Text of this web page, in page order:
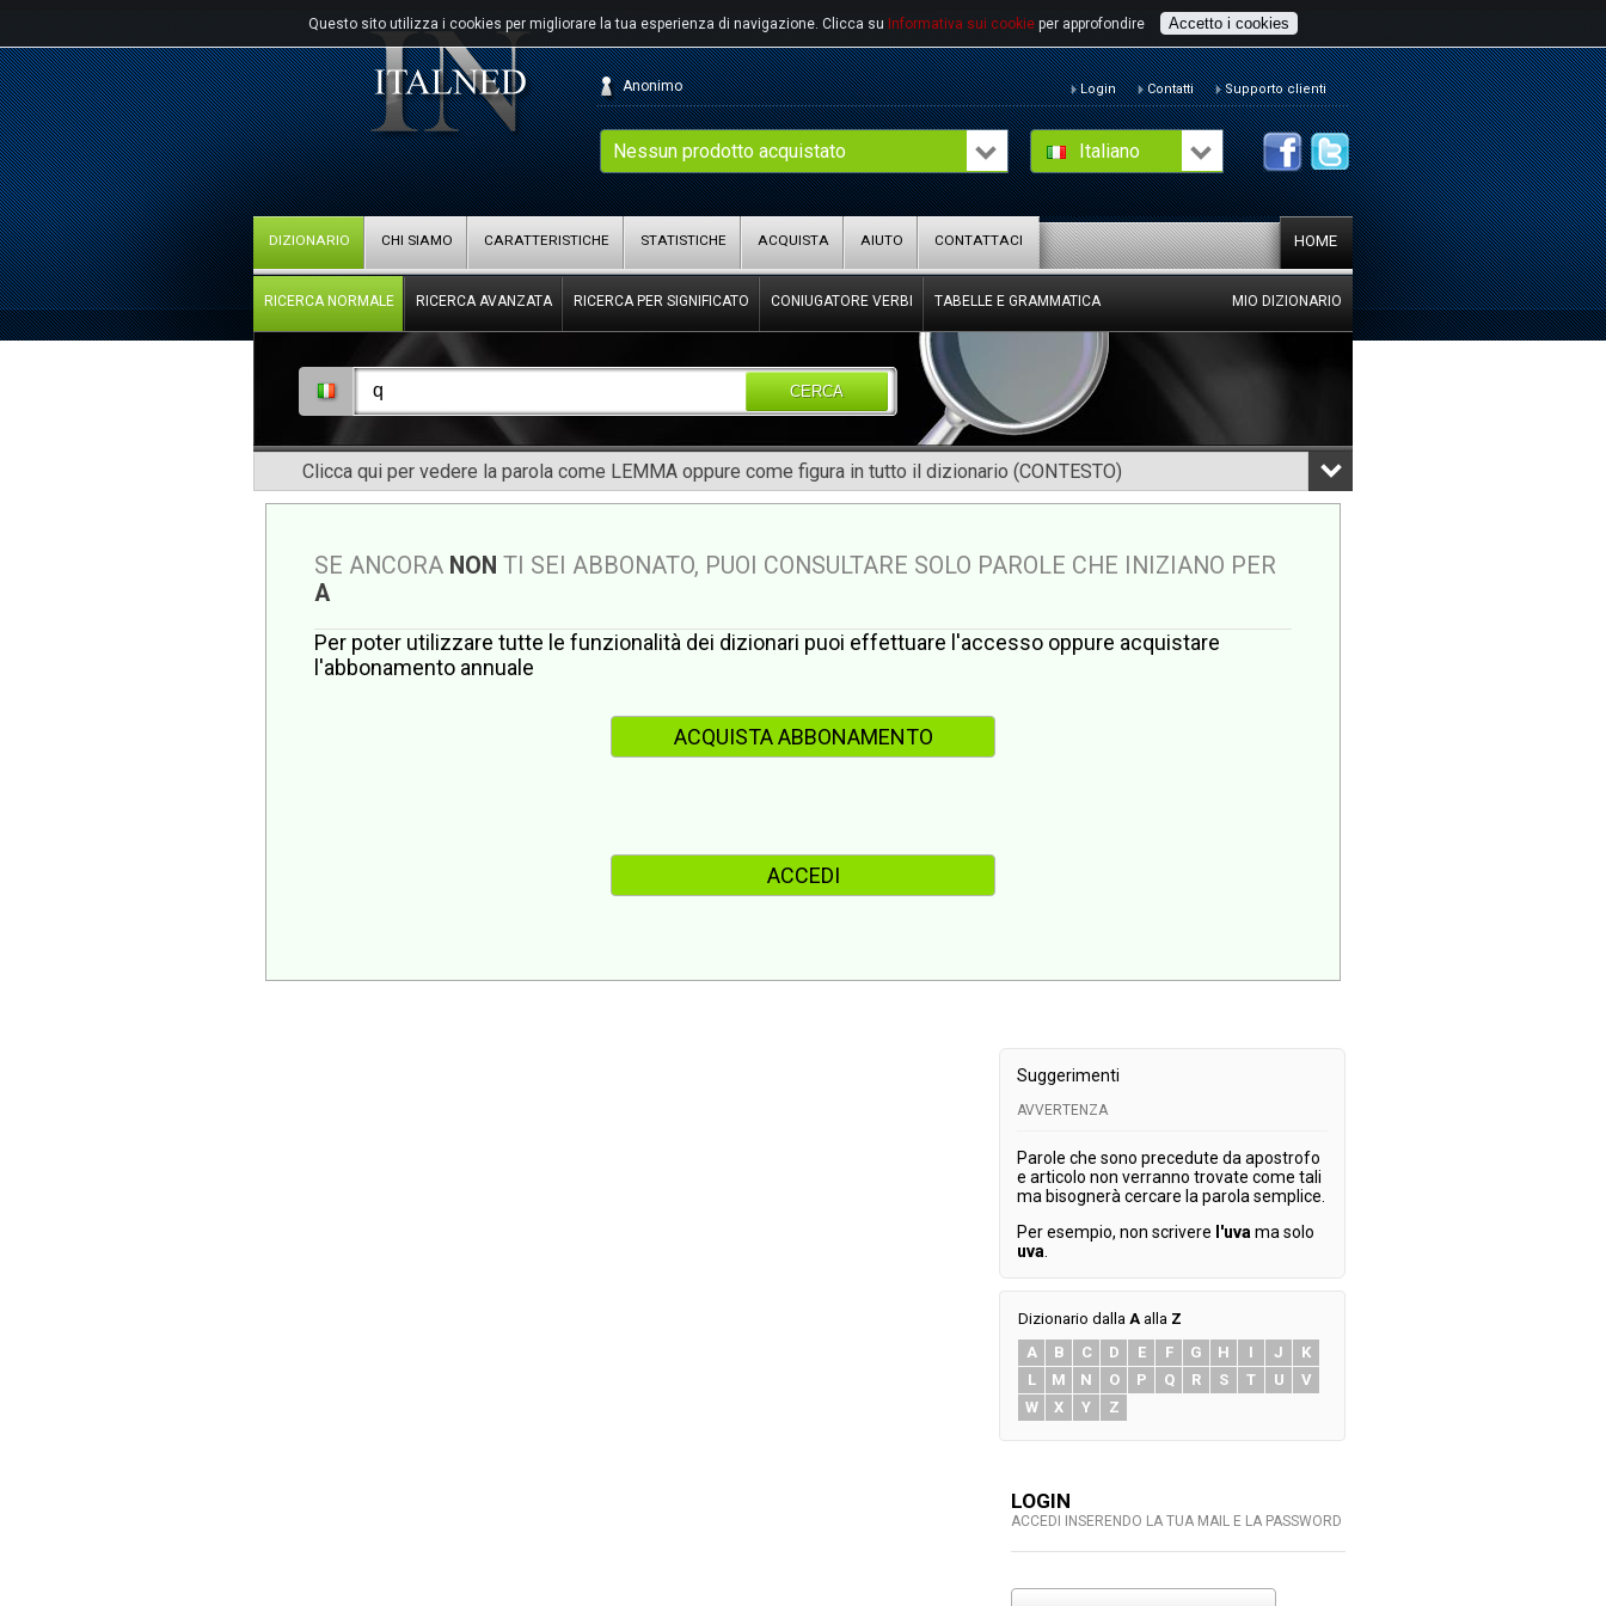
Questo sito utilizza i cookies per migliorare la tua esperienza di navigazione. Clicca su Informativa sui cookie per approfondire Accetto i cookies
Italiano
Nessun prodotto acquistato
Anonimo Login Contatti Supporto clienti
HOME
DIZIONARIO CHI SIAMO CARATTERISTICHE STATISTICHE ACQUISTA AIUTO CONTATTACI
RICERCA NORMALE RICERCA AVANZATA RICERCA PER SIGNIFICATO CONIUGATORE VERBI TABELLE E GRAMMATICA MIO DIZIONARIO
CERCA
Clicca qui per vedere la parola come LEMMA oppure come figura in tutto il dizionario (CONTESTO)
SE ANCORA NON TI SEI ABBONATO, PUOI CONSULTARE SOLO PAROLE CHE INIZIANO PER
A
Per poter utilizzare tutte le funzionalità dei dizionari puoi effettuare l'accesso oppure acquistare
l'abbonamento annuale
ACQUISTA ABBONAMENTO
ACCEDI
Suggerimenti
AVVERTENZA
Parole che sono precedute da apostrofo
e articolo non verranno trovate come tali
ma bisognerà cercare la parola semplice.
Per esempio, non scrivere l'uva ma solo
uva
Dizionario dalla A alla Z
A
B C D E F G H I J
K
L
M N O P Q R S T U
V
W
X Y Z
LOGIN
ACCEDI INSERENDO LA TUA MAIL E LA PASSWORD